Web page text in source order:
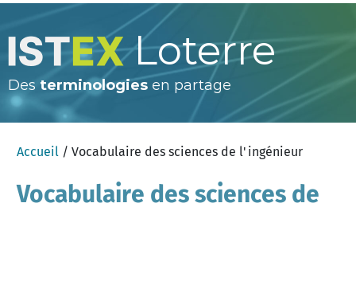
Loterre
Des terminologies en partage
Accueil / Vocabulaire des sciences de l'ingénieur
Vocabulaire des sciences de